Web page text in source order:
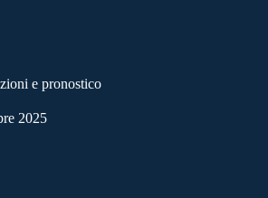
e pronostico
2025